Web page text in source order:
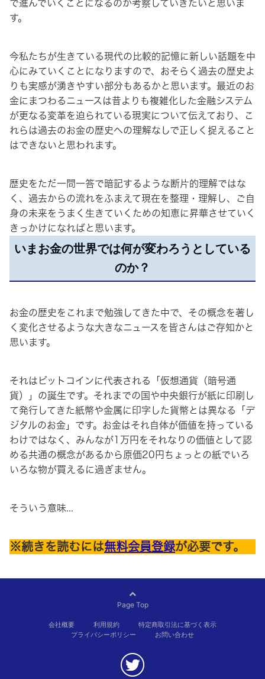
で進んでいくことになるのか考察していきたいと思いま
す。
今私たちが生きている現代の比較的記憶に新しい話題を中
心にみていくことになりますので、おそらく過去の歴史よ
りも実感が湧きやすい部分もあるかと思います。最近のお
金にまつわるニュースは昔よりも複雑化した金融システム
が更なる変革を迫られている現実について伝えており、こ
れらは過去のお金の歴史への理解なしで正しく捉えること
はできないと思われます。
歴史をただ一問一答で暗記するような断片的理解ではな
く、過去からの流れをふまえて現在を整理・理解し、ご自
身の未来をうまく生きていくための知恵に昇華させていく
きっかけになればと思います。
いまお金の世界では何が変わろうとしている
のか？
お金の歴史をこれまで勉強してきた中で、その概念を著し
く変化させるような大きなニュースを皆さんはご存知かと
思います。
それはビットコインに代表される「仮想通貨（暗号通
貨）」の誕生です。それまでの国や中央銀行が紙に印刷し
て発行してきた紙幣や金属に印字した貨幣とは異なる「デ
ジタルのお金」です。お金はそれ自体が価値を持っている
わけではなく、みんなが1万円をそれなりの価値として認
める共通の概念があるから原価20円ちょっとの紙でいろ
いろな物が買えるに過ぎません。
そういう意味...
※続きを読むには無料会員登録が必要です。
Page Top
会社概要 利用規約
特定商取引法に基づく表示
プライバシーポリシー
お問い合わせ